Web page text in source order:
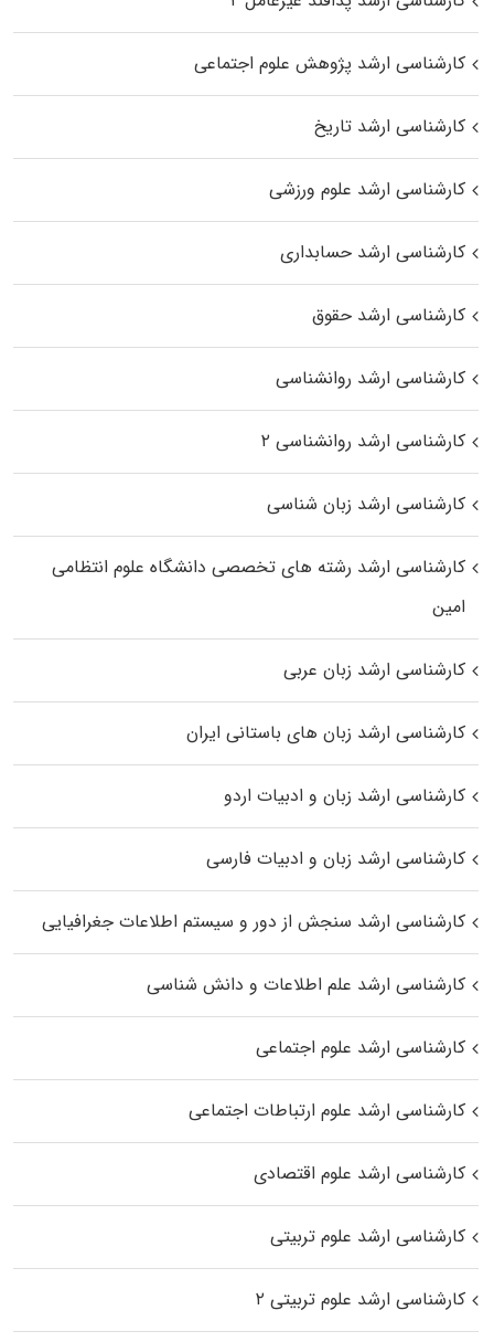
کارشناسی ارشد پژوهش علوم اجتماعی
کارشناسی ارشد تاریخ
کارشناسی ارشد علوم ورزشی
کارشناسی ارشد حسابداری
کارشناسی ارشد حقوق
کارشناسی ارشد روانشناسی
کارشناسی ارشد روانشناسی ۲
کارشناسی ارشد زبان شناسی
کارشناسی ارشد رﺷﺘﻪ ﻫﺎی تخصصی داﻧﺸﮕﺎه ﻋﻠﻮم انتظامی
اﻣﻴﻦ
کارشناسی ارشد زبان عربی
کارشناسی ارشد زبان‌ های باستانی ایران
کارشناسی ارشد زبان و ادبیات اردو
کارشناسی ارشد زبان و ادبیات فارسی
کارشناسی ارشد سنجش از دور و سیستم اطلاعات جغرافیایی
کارشناسی ارشد علم اطلاعات و دانش شناسی
کارشناسی ارشد علوم اجتماعی
کارشناسی ارشد علوم ارتباطات اجتماعی
کارشناسی ارشد علوم اقتصادی
کارشناسی ارشد علوم تربیتی
کارشناسی ارشد علوم تربیتی ۲